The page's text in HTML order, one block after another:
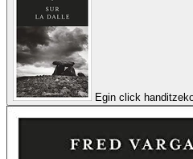
Egin click